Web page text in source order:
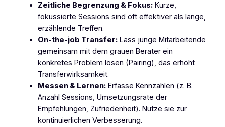
Zeitliche Begrenzung & Fokus:Kurze,
fokussierte Sessions sind oft effektiver als lange,
erzählende Treffen.
On-the-job Transfer:Lass junge Mitarbeitende
gemeinsam mit dem grauen Berater ein
konkretes Problem lösen (Pairing), das erhöht
Transferwirksamkeit.
Messen & Lernen:Erfasse Kennzahlen (z. B.
Anzahl Sessions, Umsetzungsrate der
Empfehlungen, Zufriedenheit). Nutze sie zur
kontinuierlichen Verbesserung.